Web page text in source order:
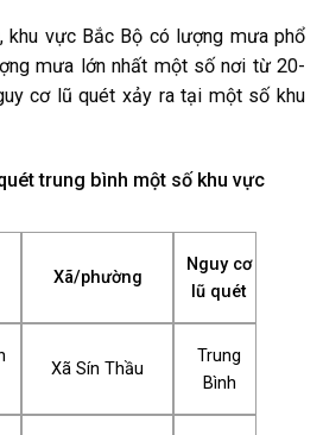
khu vực Bắc Bộ có lượng mưa phổ
mưa lớn nhất một số nơi từ 20-
cơ lũ quét xảy ra tại một số khu
trung bình một số khu vực
Xã/phường
Nguy cơ
lũ quét
Xã Sín Thầu
Trung
Bình